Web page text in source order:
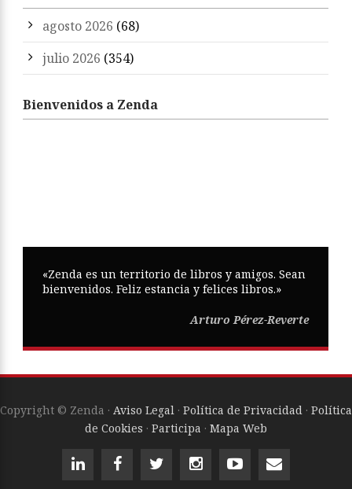
Artículos de Pérez-Reverte
EL BAR DE ZENDA
Esos reporteros sensibles